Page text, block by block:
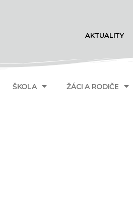
AKTUALITY
ŠKOLA ŽÁCI A RODIČE